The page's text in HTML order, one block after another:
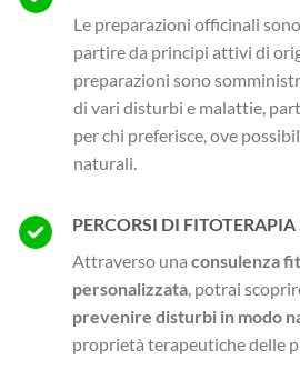
Le preparazioni officinali
partire da principi attivi di
preparazioni sono
di vari disturbi e malattie,
per chi preferisce, ove
naturali.
PERCORSI DI
Attraverso una consulenza
personalizzata, potrai
prevenire disturbi in modo
proprietà terapeutiche delle